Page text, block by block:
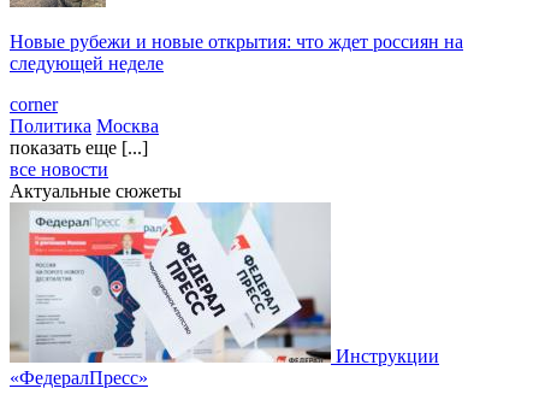
Новые рубежи и новые открытия: что ждет россиян на
следующей неделе
corner
Политика Москва
показать еще [...]
все новости
Актуальные сюжеты
Инструкции
«ФедералПресс»